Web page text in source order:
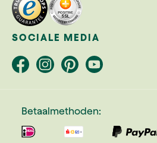
SOCIALE MEDIA
Betaalmethoden: